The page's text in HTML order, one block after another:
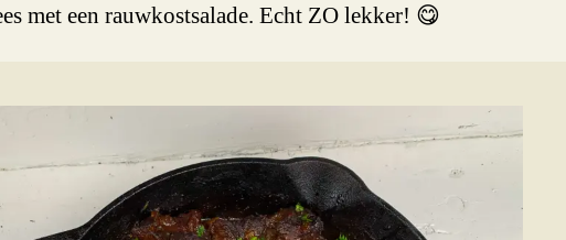
met een rauwkostsalade. Echt ZO lekker! 😋